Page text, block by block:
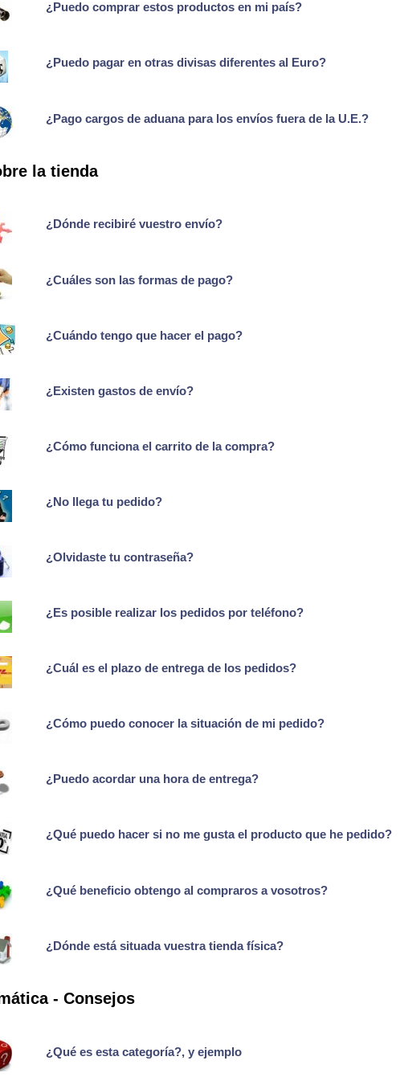
¿Puedo comprar estos productos en mi país?
¿Puedo pagar en otras divisas diferentes al Euro?
¿Pago cargos de aduana para los envíos fuera de la U.E.?
la tienda
¿Dónde recibiré vuestro envío?
¿Cuáles son las formas de pago?
¿Cuándo tengo que hacer el pago?
¿Existen gastos de envío?
¿Cómo funciona el carrito de la compra?
¿No llega tu pedido?
¿Olvidaste tu contraseña?
¿Es posible realizar los pedidos por teléfono?
¿Cuál es el plazo de entrega de los pedidos?
¿Cómo puedo conocer la situación de mi pedido?
¿Puedo acordar una hora de entrega?
¿Qué puedo hacer si no me gusta el producto que he pedido?
¿Qué beneficio obtengo al compraros a vosotros?
¿Dónde está situada vuestra tienda física?
- Consejos
¿Qué es esta categoría?, y ejemplo